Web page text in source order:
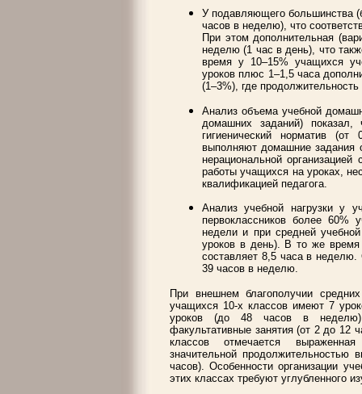
У подавляющего большинства
часов в неделю), что
При этом дополнительная
неделю (1 час в день), что
время у 10–15% учащихся
уроков плюс 1–1,5 часа
(1–3%), где
Анализ объема учебной
домашних заданий)
гигиенический норматив
выполняют домашние задания
нерациональной
работы учащихся на уроках,
квалификацией педагога.
Анализ учебной нагрузки у
первоклассников более 60%
недели и при средней
уроков в день). В то же время
составляет 8,5 часа в
39 часов в неделю.
При внешнем благополучии
учащихся 10-х классов имеют 7
уроков (до 48 часов в
факультативные занятия (от 2 до 12
классов отмечается
значительной
часов). Особенности организации
этих классах требуют углубленного